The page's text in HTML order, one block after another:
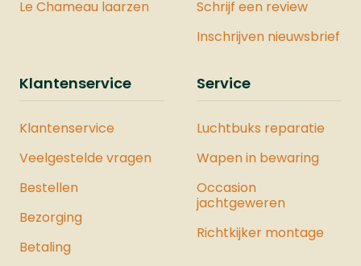
Le Chameau laarzen
Schrijf een review
Inschrijven nieuwsbrief
Klantenservice
Klantenservice
Veelgestelde vragen
Bestellen
Bezorging
Betaling
Service
Luchtbuks reparatie
Wapen in bewaring
Occasion
jachtgeweren
Richtkijker montage